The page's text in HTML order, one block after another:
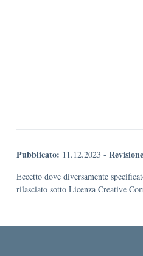
Pubblicato: 11.12.2023 -
Eccetto dove diversamente
rilasciato sotto Licenza Creative